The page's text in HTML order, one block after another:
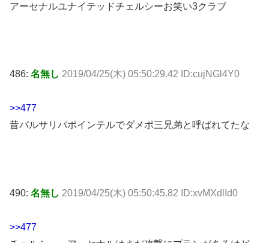
アーセナルユナイテッドチェルシーお笑い3クラブ
486: 名無し 2019/04/25(木) 05:50:29.42 ID:cujNGl4Y0
>>477
昔バルサリバポインテルでダメポ三兄弟と呼ばれてたな
490: 名無し 2019/04/25(木) 05:50:45.82 ID:xvMXdlId0
>>477